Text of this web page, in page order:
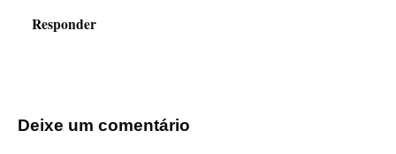
Responder
Deixe um comentário